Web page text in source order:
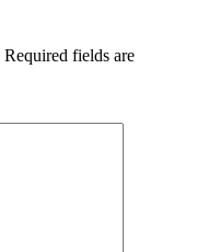
Required fields are